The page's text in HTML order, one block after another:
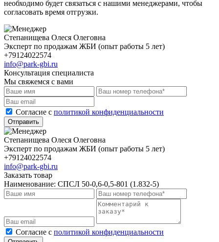
необходимо будет связаться с нашими менеджерами, чтобы
согласовать время отгрузки.
Степанищева Олеся Олеговна
Эксперт по продажам ЖБИ (опыт работы 5 лет)
+79124022574
info@park-gbi.ru
Консультация специалиста
Мы свяжемся с вами
Cогласие с политикой конфиденциальности
Отправить
Степанищева Олеся Олеговна
Эксперт по продажам ЖБИ (опыт работы 5 лет)
+79124022574
info@park-gbi.ru
Заказать товар
Наименование: СПСЛ 50-0,6-0,5-801 (1.832-5)
Cогласие с политикой конфиденциальности